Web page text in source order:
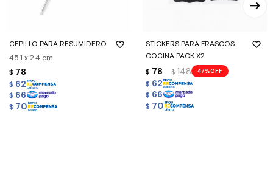
CEPILLO PARA RESUMIDERO
45.1 x 2.4 cm
$ 78
$ 62
$ 66
$ 70
STICKERS PARA FRASCOS
COCINA PACK X2
$ 78 $ 148 47
$ 62
$ 66
$ 70